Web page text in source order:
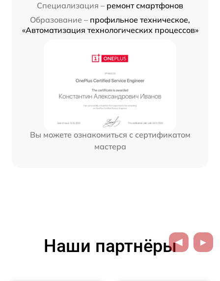
Специализация – ремонт смартфонов
Образование – профильное техническое,
«Автоматизация технологических процессов»
Вы можете ознакомиться с сертификатом
мастера
Наши партнёры